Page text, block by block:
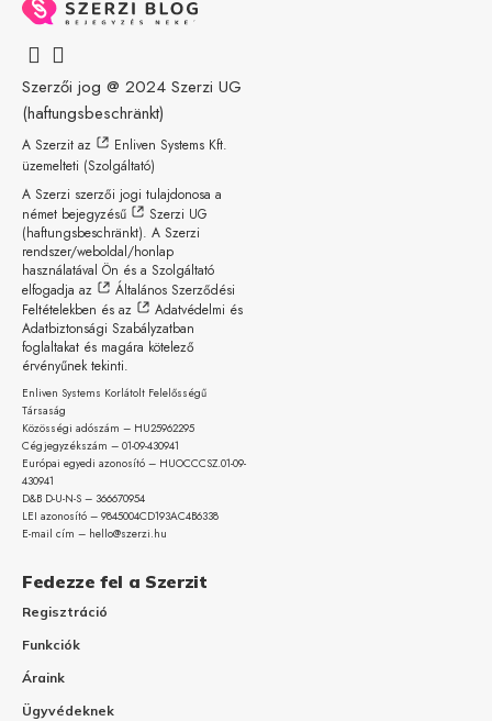
Szerzői jog @ 2024 Szerzi UG
(haftungsbeschränkt)
A Szerzit az
Enliven Systems Kft.
üzemelteti (Szolgáltató)
A Szerzi szerzői jogi tulajdonosa a
német bejegyzésű
Szerzi UG
(haftungsbeschränkt). A Szerzi
rendszer/weboldal/honlap
használatával Ön és a Szolgáltató
elfogadja az
Általános Szerződési
Feltételekben és az
Adatvédelmi és
Adatbiztonsági Szabályzatban
foglaltakat és magára kötelező
érvényűnek tekinti.
Enliven Systems Korlátolt Felelősségű
Társaság
Közösségi adószám – HU25962295
Cégjegyzékszám – 01-09-430941
Európai egyedi azonosító – HUOCCCSZ.01-09-
430941
D&B D-U-N-S – 366670954
LEI azonosító – 9845004CD193AC4B6338
E-mail cím – hello@szerzi.hu
Fedezze fel a Szerzit
Regisztráció
Funkciók
Áraink
Ügyvédeknek